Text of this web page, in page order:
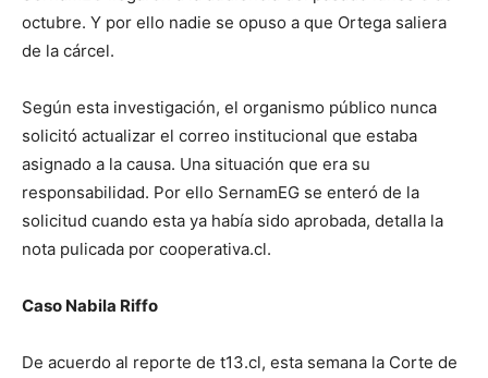
octubre. Y por ello nadie se opuso a que Ortega saliera
de la cárcel.
Según esta investigación, el organismo público nunca
solicitó actualizar el correo institucional que estaba
asignado a la causa. Una situación que era su
responsabilidad. Por ello SernamEG se enteró de la
solicitud cuando esta ya había sido aprobada, detalla la
nota pulicada por cooperativa.cl.
Caso Nabila Riffo
De acuerdo al reporte de t13.cl, esta semana la Corte de